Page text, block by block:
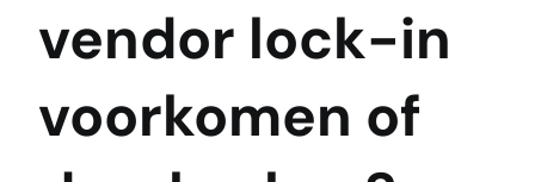
vendor lock-in
voorkomen of